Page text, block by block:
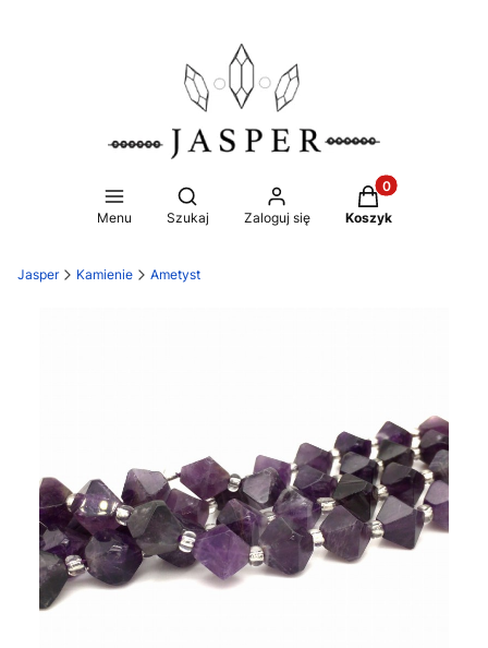
Menu
Otwórz wyszukiwarkę
Szukaj Zaloguj się
Produkty w
Koszyk
Jasper Kamienie Ametyst